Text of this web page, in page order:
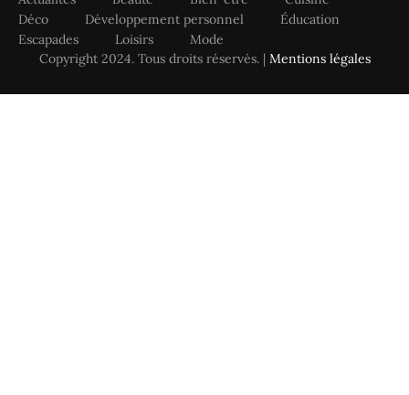
Déco
Développement personnel
Éducation
Escapades
Loisirs
Mode
Copyright 2024. Tous droits réservés. | Mentions légales